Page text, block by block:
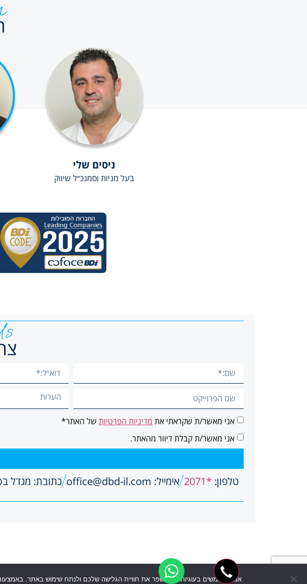
ניסים שלי
בעל מניות וסמנכ״ל שיווק
אני מאשר/ת שקראתי את מדיניות הפרטיותשל האתר*
אני מאשר/ת קבלת דיוור מהאתר.
טלפון: *2071 אימייל: office@dbd-il.com כתובת: מגדל בסר 4, בני ברק,
Clientura
אנו משתמשים בעוגיות כדי לשפר את חוויית הגלישה שלכם ולנתח שימוש באתר.